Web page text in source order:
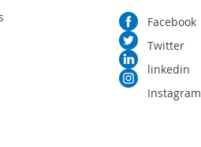
Facebook
Twitter
linkedin
Instagram